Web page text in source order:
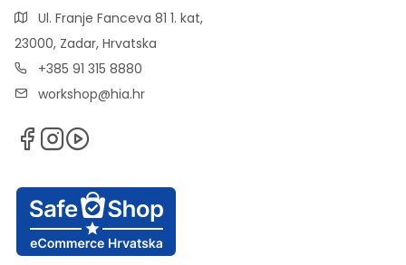
Ul. Franje Fanceva 81 1. kat,
23000, Zadar, Hrvatska
+385 91 315 8880
workshop@hia.hr